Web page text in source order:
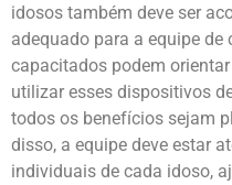
idosos também deve ser
adequado para a equipe
capacitados podem
utilizar esses dispositivos
todos os benefícios sejam
disso, a equipe deve estar
individuais de cada idoso,